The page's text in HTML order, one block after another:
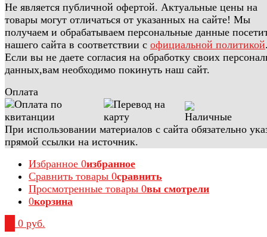
Не является публичной офертой. Актуальные цены на
товары могут отличаться от указанных на сайте! Мы
получаем и обрабатываем персональные данные
нашего сайта в соответствии с официальной политикой
Если вы не даете согласия на обработку своих
данных,вам необходимо покинуть наш сайт.
Оплата
При использовании материалов с сайта обязательно
прямой ссылки на источник.
Избранное 0избранное
Сравнить товары 0сравнить
Просмотренные товары 0вы смотрели
0корзина
0 руб.